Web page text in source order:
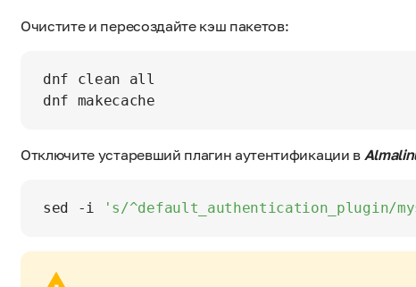
Очистите и пересоздайте кэш пакетов:
dnf clean all
Отключите устаревший плагин аутентификации в
sed -i 's/^default_authentication_plugin/